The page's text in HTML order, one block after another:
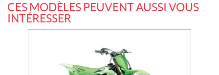
CES MODÈLES PEUVENT AUSSI VOUS
INTÉRESSER